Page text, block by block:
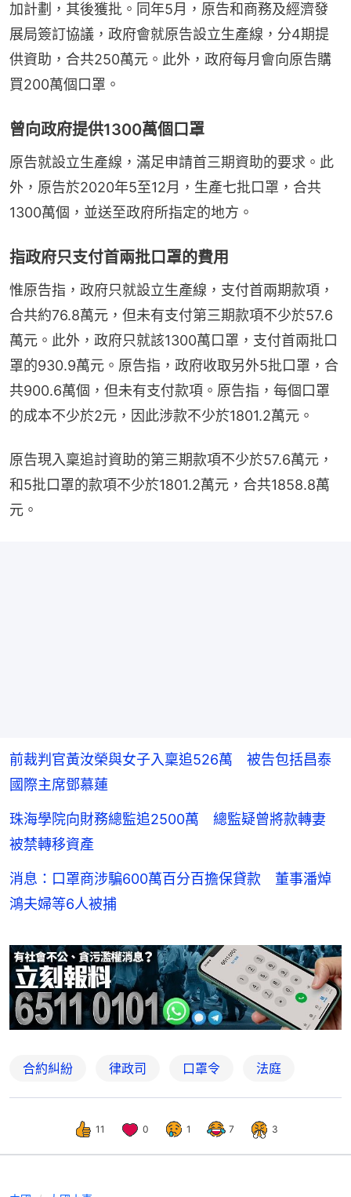
加計劃，其後獲批。同年5月，原告和商務及經濟發
展局簽訂協議，政府會就原告設立生產線，分4期提
供資助，合共250萬元。此外，政府每月會向原告購
買200萬個口罩。
曾向政府提供1300萬個口罩
原告就設立生產線，滿足申請首三期資助的要求。此
外，原告於2020年5至12月，生產七批口罩，合共
1300萬個，並送至政府所指定的地方。
指政府只支付首兩批口罩的費用
惟原告指，政府只就設立生產線，支付首兩期款項，
合共約76.8萬元，但未有支付第三期款項不少於57.6
萬元。此外，政府只就該1300萬口罩，支付首兩批口
罩的930.9萬元。原告指，政府收取另外5批口罩，合
共900.6萬個，但未有支付款項。原告指，每個口罩
的成本不少於2元，因此涉款不少於1801.2萬元。
原告現入稟追討資助的第三期款項不少於57.6萬元，
和5批口罩的款項不少於1801.2萬元，合共1858.8萬
元。
前裁判官黃汝榮與女子入稟追526萬 被告包括昌泰
國際主席鄧慕蓮
珠海學院向財務總監追2500萬 總監疑曾將款轉妻
被禁轉移資產
消息：口罩商涉騙600萬百分百擔保貸款 董事潘焯
鴻夫婦等6人被捕
合約糾紛 律政司 口罩令 法庭
11 0 1 7 3